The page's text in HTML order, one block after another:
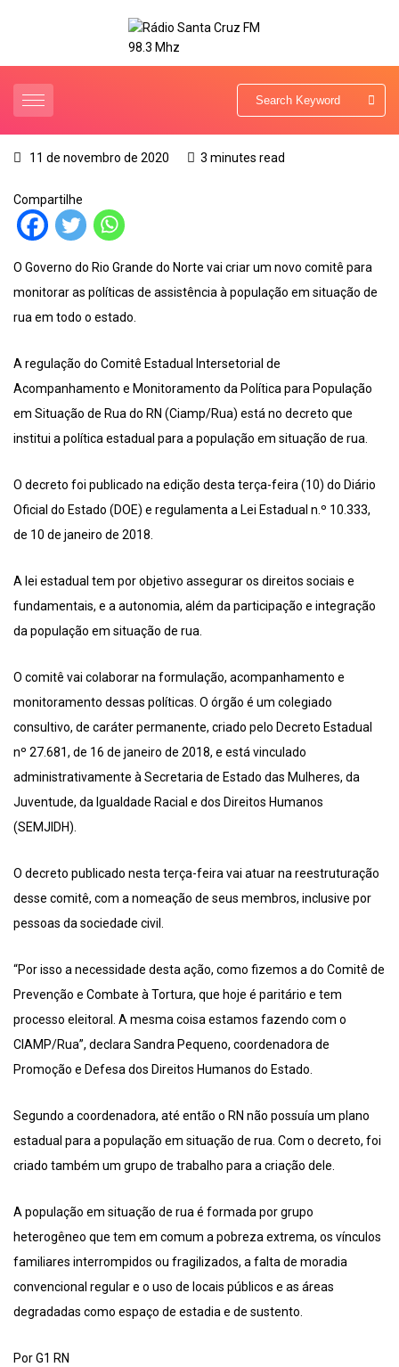
11 de novembro de 2020 3 minutes read
Compartilhe
O Governo do Rio Grande do Norte vai criar um novo comitê para
monitorar as políticas de assistência à população em situação de
rua em todo o estado.
A regulação do Comitê Estadual Intersetorial de
Acompanhamento e Monitoramento da Política para População
em Situação de Rua do RN (Ciamp/Rua) está no decreto que
institui a política estadual para a população em situação de rua.
O decreto foi publicado na edição desta terça-feira (10) do Diário
Oficial do Estado (DOE) e regulamenta a Lei Estadual n.º 10.333,
de 10 de janeiro de 2018.
A lei estadual tem por objetivo assegurar os direitos sociais e
fundamentais, e a autonomia, além da participação e integração
da população em situação de rua.
O comitê vai colaborar na formulação, acompanhamento e
monitoramento dessas políticas. O órgão é um colegiado
consultivo, de caráter permanente, criado pelo Decreto Estadual
nº 27.681, de 16 de janeiro de 2018, e está vinculado
administrativamente à Secretaria de Estado das Mulheres, da
Juventude, da Igualdade Racial e dos Direitos Humanos
(SEMJIDH).
O decreto publicado nesta terça-feira vai atuar na reestruturação
desse comitê, com a nomeação de seus membros, inclusive por
pessoas da sociedade civil.
“Por isso a necessidade desta ação, como fizemos a do Comitê de
Prevenção e Combate à Tortura, que hoje é paritário e tem
processo eleitoral. A mesma coisa estamos fazendo com o
CIAMP/Rua”, declara Sandra Pequeno, coordenadora de
Promoção e Defesa dos Direitos Humanos do Estado.
Segundo a coordenadora, até então o RN não possuía um plano
estadual para a população em situação de rua. Com o decreto, foi
criado também um grupo de trabalho para a criação dele.
A população em situação de rua é formada por grupo
heterogêneo que tem em comum a pobreza extrema, os vínculos
familiares interrompidos ou fragilizados, a falta de moradia
convencional regular e o uso de locais públicos e as áreas
degradadas como espaço de estadia e de sustento.
Por G1 RN